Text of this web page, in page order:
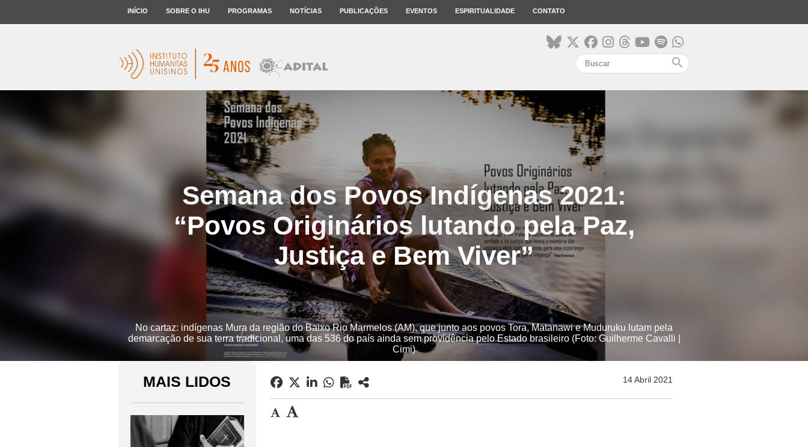
INÍCIO SOBRE O IHU PROGRAMAS NOTÍCIAS PUBLICAÇÕES EVENTOS ESPIRITUALIDADE CONTATO
search
Semana dos Povos Indígenas 2021:
“Povos Originários lutando pela Paz,
Justiça e Bem Viver”
No cartaz: indígenas Mura da região do Baixo Rio Marmelos (AM), que junto aos povos Tora, Matanawi e Muduruku lutam pela
demarcação de sua terra tradicional, uma das 536 do país ainda sem providência pelo Estado brasileiro (Foto: Guilherme Cavalli |
Cimi)
MAIS LIDOS 14 Abril 2021